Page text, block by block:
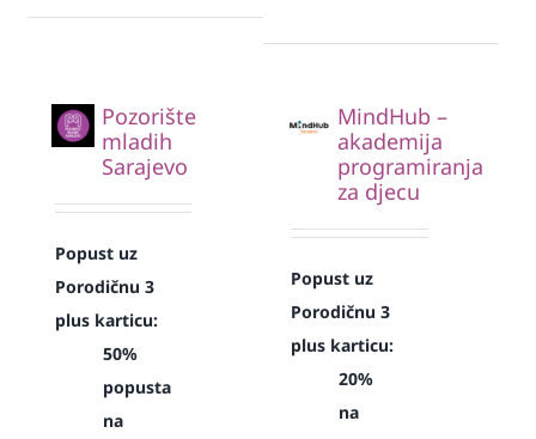
Pozorište
mladih
Sarajevo
Popust uz
Porodičnu 3
plus karticu:
50%
popusta
na
MindHub –
akademija
programiranja
za djecu
Popust uz
Porodičnu 3
plus karticu:
20%
na